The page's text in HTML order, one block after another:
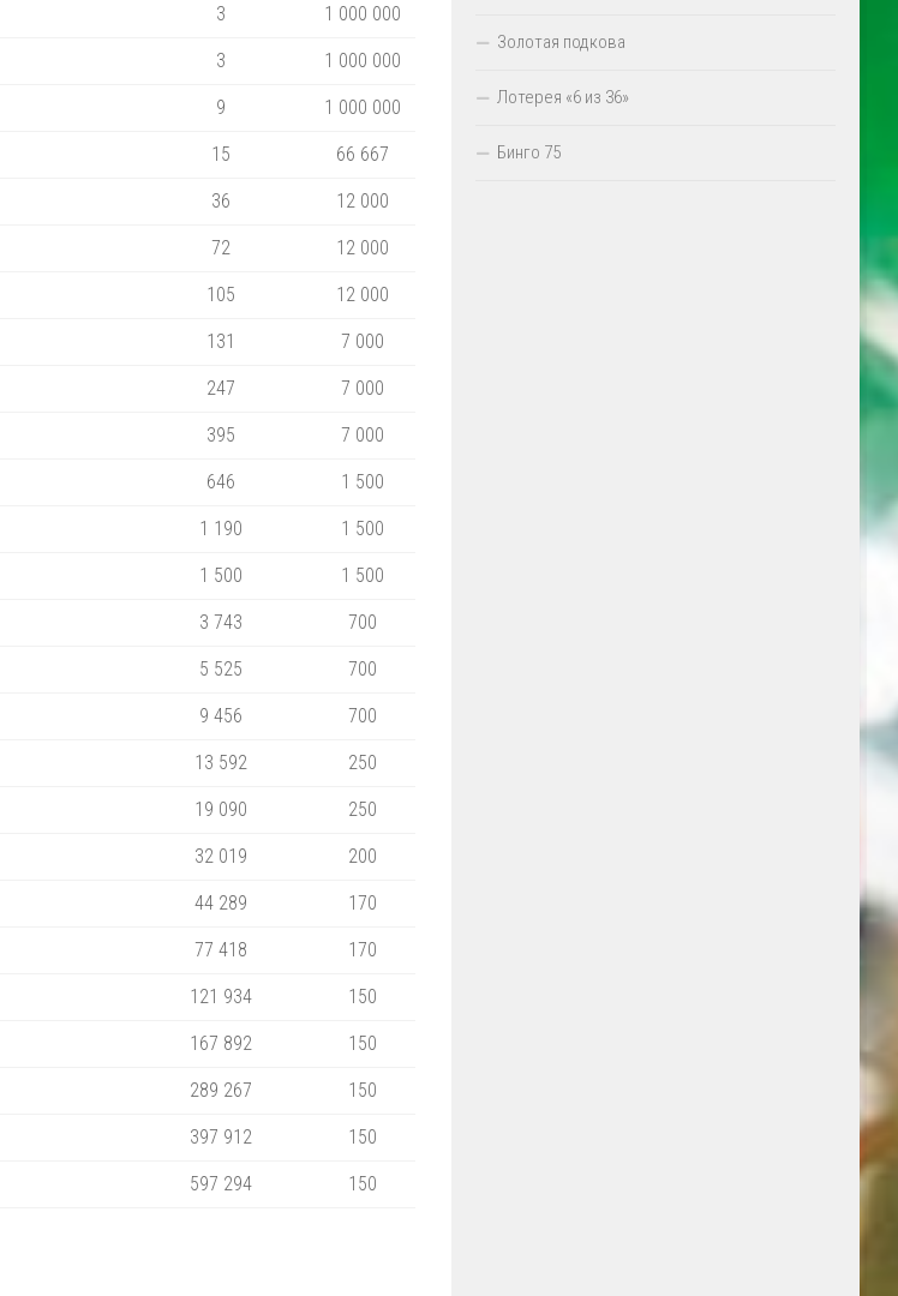
3 1 000 000
3 1 000 000
9 1 000 000
15 66 667
36 12 000
72 12 000
105 12 000
131 7 000
247 7 000
395 7 000
646 1 500
1 190 1 500
1 500 1 500
3 743 700
5 525 700
9 456 700
13 592 250
19 090 250
32 019 200
44 289 170
77 418 170
121 934 150
167 892 150
289 267 150
397 912 150
597 294 150
Золотая подкова
Лотерея «6 из 36»
Бинго 75